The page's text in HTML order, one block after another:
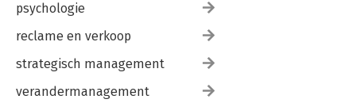
psychologie
reclame en verkoop
strategisch management
verandermanagement